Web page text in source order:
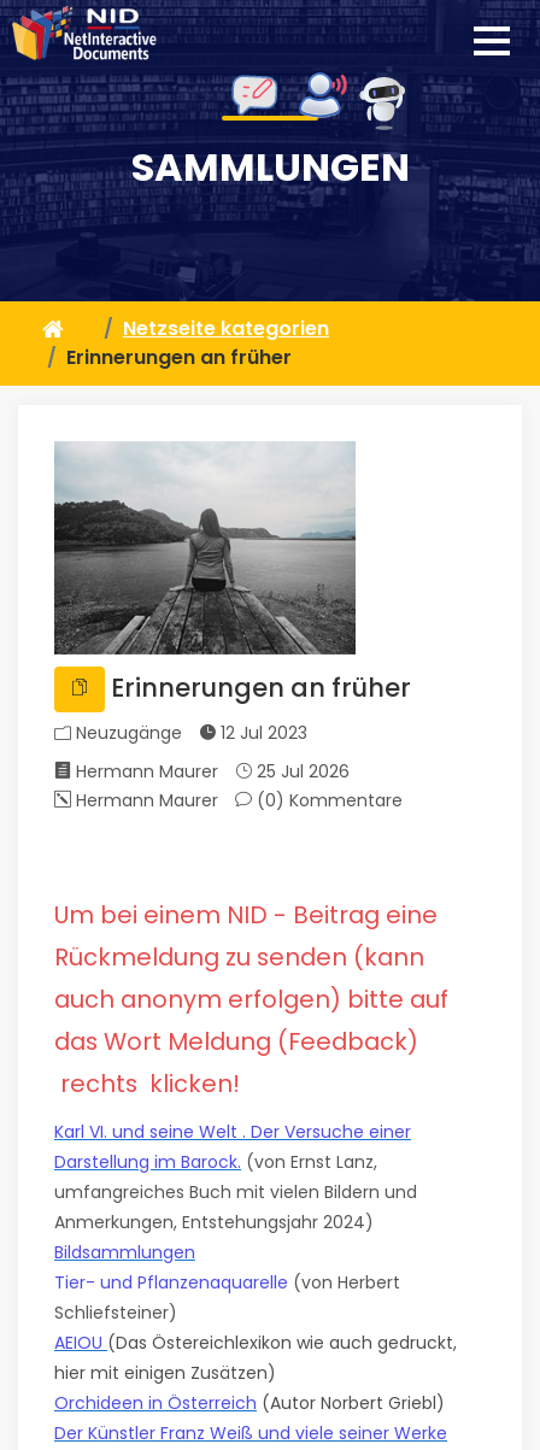
SAMMLUNGEN
Netzseite kategorien
Erinnerungen an früher
Erinnerungen an früher
Neuzugänge
12 Jul 2023
Hermann Maurer
25 Jul 2026
Hermann Maurer
(0) Kommentare
Um bei einem NID - Beitrag eine
Rückmeldung zu senden (kann
auch anonym erfolgen) bitte auf
das Wort Meldung (Feedback)
rechts klicken!
Karl VI. und seine Welt . Der Versuche einer
Darstellung im Barock. (von Ernst Lanz,
umfangreiches Buch mit vielen Bildern und
Anmerkungen, Entstehungsjahr 2024)
Bildsammlungen
Tier- und Pflanzenaquarelle (von Herbert
Schliefsteiner)
AEIOU (Das Östereichlexikon wie auch gedruckt,
hier mit einigen Zusätzen)
Orchideen in Österreich (Autor Norbert Griebl)
Der Künstler Franz Weiß und viele seiner Werke